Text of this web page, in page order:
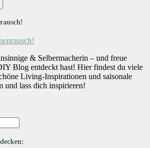
& Selbermacherin – und freue
Blog entdeckt hast! Hier findest du viele
Living-Inspirationen und saisonale
und lass dich inspirieren!